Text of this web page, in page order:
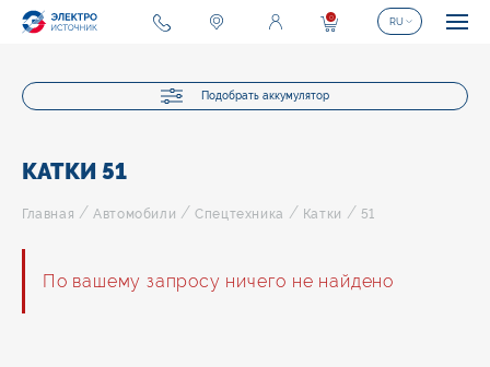
Подобрать аккумулятор
КАТКИ 51
Главная /Автомобили /Спецтехника / Катки / 51
По вашему запросу ничего не найдено
0 RU